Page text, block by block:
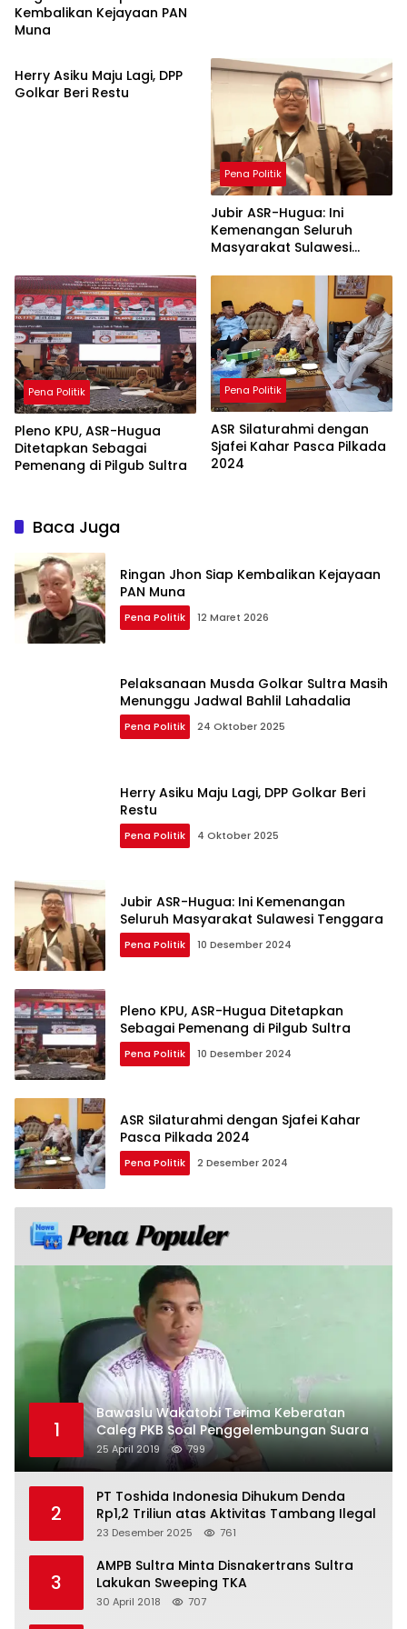
Kembalikan Kejayaan PAN
Muna
Pena Politik
Herry Asiku Maju Lagi, DPP
Golkar Beri Restu
Pena Politik
Jubir ASR-Hugua: Ini
Kemenangan Seluruh
Masyarakat Sulawesi
Pena Politik
Pleno KPU, ASR-Hugua
Ditetapkan Sebagai
Pemenang di Pilgub Sultra
Pena Politik
ASR Silaturahmi dengan
Sjafei Kahar Pasca Pilkada
2024
Baca Juga
Ringan Jhon Siap Kembalikan Kejayaan
PAN Muna
Pena Politik 12 Maret 2026
Pelaksanaan Musda Golkar Sultra Masih
Menunggu Jadwal Bahlil Lahadalia
Pena Politik 24 Oktober 2025
Herry Asiku Maju Lagi, DPP Golkar Beri
Restu
Pena Politik 4 Oktober 2025
Jubir ASR-Hugua: Ini Kemenangan
Seluruh Masyarakat Sulawesi Tenggara
Pena Politik 10 Desember 2024
Pleno KPU, ASR-Hugua Ditetapkan
Sebagai Pemenang di Pilgub Sultra
Pena Politik 10 Desember 2024
ASR Silaturahmi dengan Sjafei Kahar
Pasca Pilkada 2024
Pena Politik 2 Desember 2024
1
Bawaslu Wakatobi Terima Keberatan
Caleg PKB Soal Penggelembungan Suara
25 April 2019 799
2
PT Toshida Indonesia Dihukum Denda
Rp1,2 Triliun atas Aktivitas Tambang Ilegal
23 Desember 2025 761
3
AMPB Sultra Minta Disnakertrans Sultra
Lakukan Sweeping TKA
30 April 2018 707